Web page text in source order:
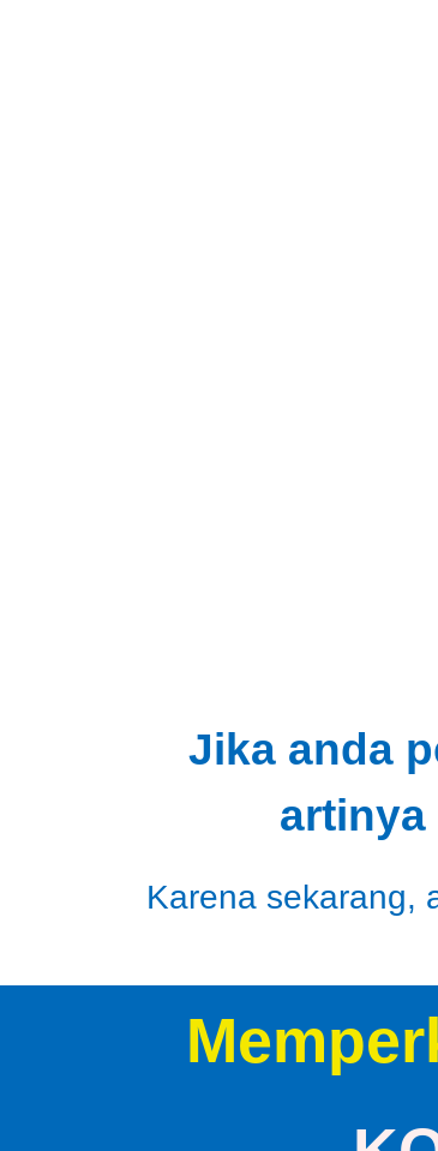
Jika anda
artinya
Karena sekarang,